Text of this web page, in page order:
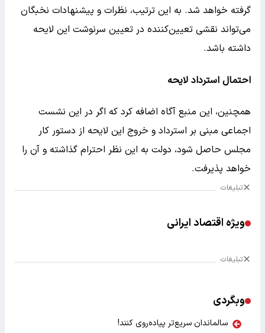
گرفته خواهد شد. به این ترتیب، نظرات و پیشنهادات نخبگان
می‌تواند نقشی تعیین‌کننده در تعیین سرنوشت این لایحه
داشته باشد.
احتمال استرداد لایحه
همچنین، این منبع آگاه اضافه کرد که اگر در این نشست
اجماعی مبنی بر استرداد و خروج این لایحه از دستور کار
مجلس حاصل شود، دولت به این نظر احترام گذاشته و آن را
خواهد پذیرفت.
تبلیغات
ویژه اقتصاد ایرانی
تبلیغات
وبگردی
سالماندان سریع‌تر پیاده‌روی کنند!